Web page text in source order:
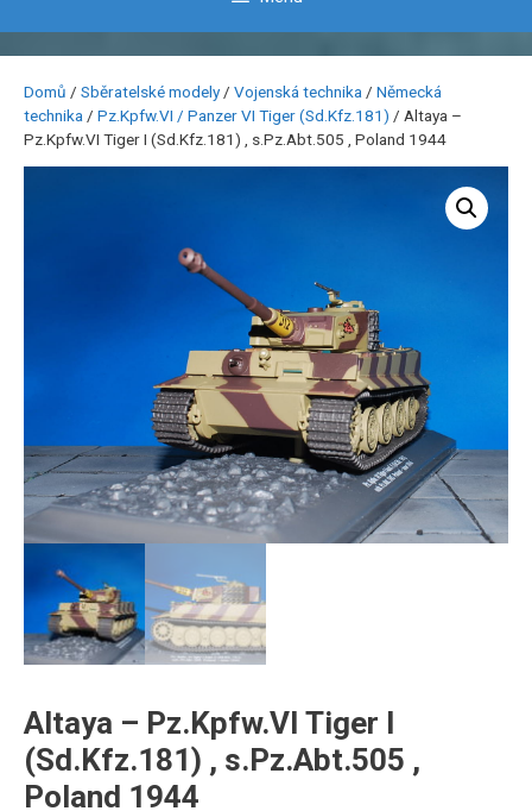
Domů / Sběratelské modely / Vojenská technika / Německá
technika / Pz.Kpfw.VI / Panzer VI Tiger (Sd.Kfz.181) / Altaya –
Pz.Kpfw.VI Tiger I (Sd.Kfz.181) , s.Pz.Abt.505 , Poland 1944
Altaya – Pz.Kpfw.VI Tiger I
(Sd.Kfz.181) , s.Pz.Abt.505 ,
Poland 1944